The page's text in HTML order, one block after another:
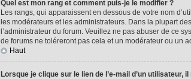
Quel est mon rang et comment puis-je le modifier ?
Les rangs, qui apparaissent en dessous de votre nom
les modérateurs et les administrateurs. Dans la plupart
l’administrateur du forum. Veuillez ne pas abuser de ce
de forums ne toléreront pas cela et un modérateur ou un
Haut
Lorsque je clique sur le lien de l’e-mail d’un utilisateur,